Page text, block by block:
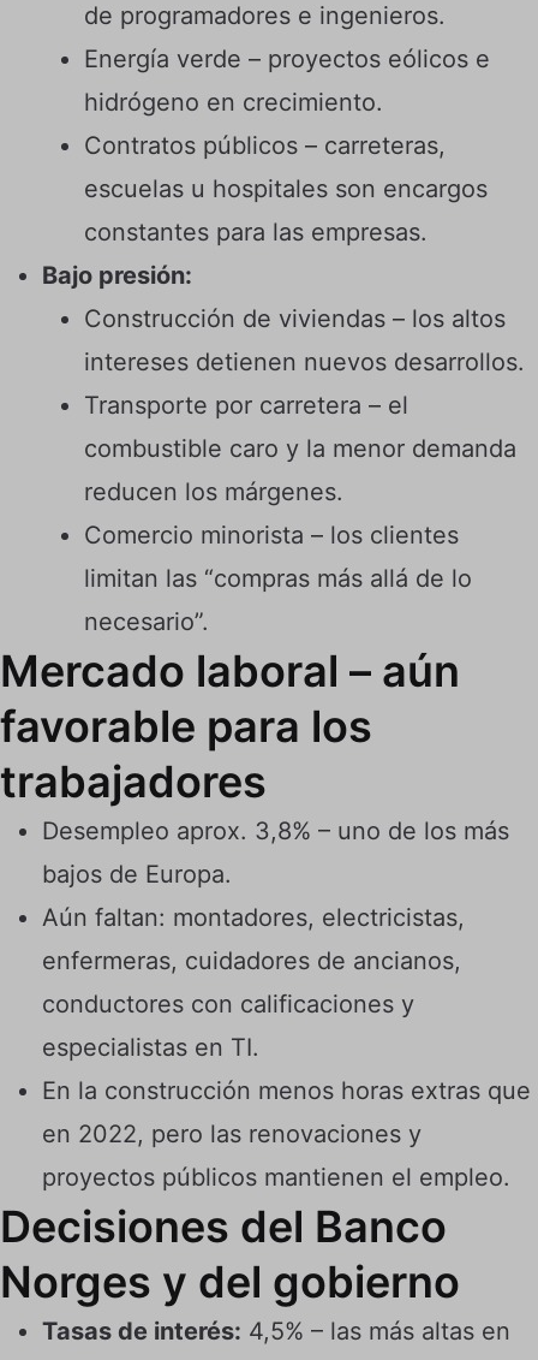
de programadores e ingenieros.
Energía verde – proyectos eólicos e
hidrógeno en crecimiento.
Contratos públicos – carreteras,
escuelas u hospitales son encargos
constantes para las empresas.
Bajo presión:
Construcción de viviendas – los altos
intereses detienen nuevos desarrollos.
Transporte por carretera – el
combustible caro y la menor demanda
reducen los márgenes.
Comercio minorista – los clientes
limitan las “compras más allá de lo
necesario”.
Mercado laboral – aún
favorable para los
trabajadores
Desempleo aprox. 3,8% – uno de los más
bajos de Europa.
Aún faltan: montadores, electricistas,
enfermeras, cuidadores de ancianos,
conductores con calificaciones y
especialistas en TI.
En la construcción menos horas extras que
en 2022, pero las renovaciones y
proyectos públicos mantienen el empleo.
Decisiones del Banco
Norges y del gobierno
Tasas de interés: 4,5% – las más altas en